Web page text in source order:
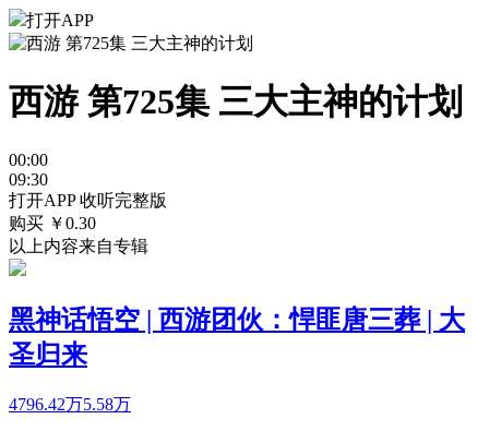
打开APP
西游 第725集 三大主神的计划
00:00
09:30
打开APP 收听完整版
购买 ￥0.30
以上内容来自专辑
黑神话悟空 | 西游团伙：悍匪唐三葬 | 大
圣归来
4796.42万5.58万